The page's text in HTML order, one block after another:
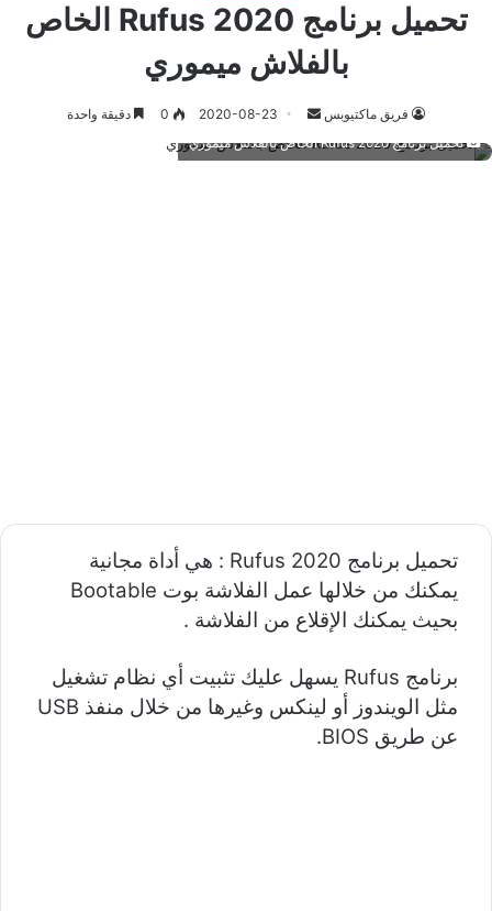
تحميل برنامج 2020 Rufus الخاص
بالفلاش ميموري
فريق ماكتيوبس
أرسل
إلكترونيا
2020-08-23
0 دقيقة واحدة
تحميل برنامج 2020 Rufus الخاص بالفلاش ميموري
تحميل برنامج 2020 Rufus : هي أداة مجانية
يمكنك من خلالها عمل الفلاشة بوت Bootable
بحيث يمكنك الإقلاع من الفلاشة .
برنامج Rufus يسهل عليك تثبيت أي نظام تشغيل
مثل الويندوز أو لينكس وغيرها من خلال منفذ USB
عن طريق BIOS.